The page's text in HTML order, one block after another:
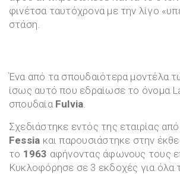
φινέτσα ταυτόχρονα με την λίγο
στάση.
Ένα από τα σπουδαιότερα μοντέλα
ίσως αυτό που εδραίωσε το όνομα
σπουδαία Fulvia
Σχεδιάστηκε εντός της εταιρίας
Fessia και παρουσιάστηκε στην
το 1963 αφήνοντας άφωνους τους
Κυκλοφόρησε σε 3 εκδοχές για όλα